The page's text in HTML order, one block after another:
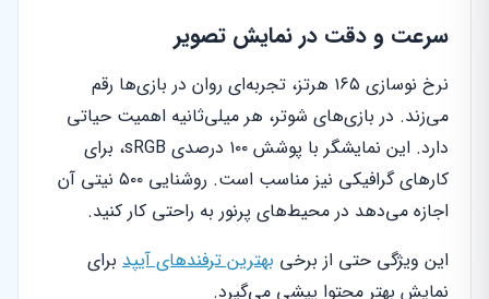
سرعت و دقت در نمایش تصویر
نرخ نوسازی ۱۶۵ هرتز، تجربه‌ای روان در بازی‌ها رقم
می‌زند. در بازی‌های شوتر، هر میلی‌ثانیه اهمیت حیاتی
دارد. این نمایشگر با پوشش ۱۰۰ درصدی sRGB، برای
کارهای گرافیکی نیز مناسب است. روشنایی ۵۰۰ نیتی آن
اجازه می‌دهد در محیط‌های پرنور به راحتی کار کنید.
این ویژگی حتی از برخی بهترین ترفندهای آیپد برای
نمایش بهتر محتوا پیشی می‌گیرد.